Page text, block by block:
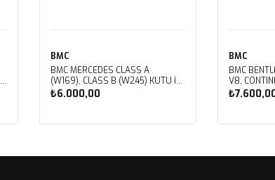
BMC
BMC MERCEDES CLASS A
(W169), CLASS B (W245) KUTU İÇİ
PERFORMANS HAVA FİLTRESİ
FB459/01
₺6.000,00
BMC
BMC
V8,
V8,
V8,
SPIRIT,